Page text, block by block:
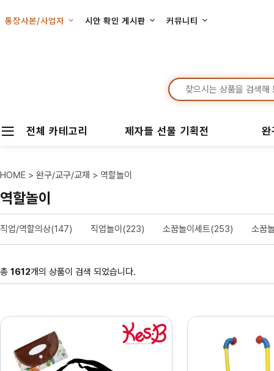
통장사본/사업자 시안 확인 게시판 커뮤니티
전체 카테고리 제자들 선물 기획전
HOME > 완구/교구/교재 > 역할놀이
역할놀이
직업/역할의상(147) 직업놀이(223) 소꿉놀이세트(253) 소꿉
총 1612개의 상품이 검색 되었습니다.